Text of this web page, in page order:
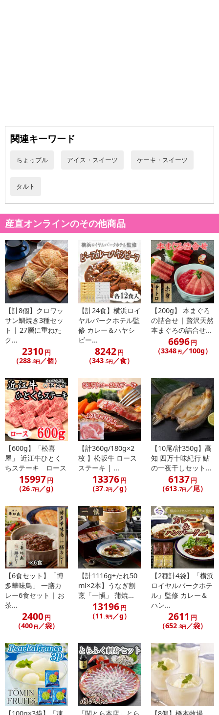
ニュー糖、小麦粉、マーガリン、ホワイトチョコレート、シロッ
プ、クランベリー、チェダーチーズ、卵、生乳、澱粉加工品、食用
植物油脂、ブルーベリー、バター、生クリーム、ゼラチン/着色料
(紅麹、カロチン)、加工デンプン、ゲル化剤(ペクチン)、乳化剤、リ
・アレルギー表示：小麦、卵、乳成分、大豆、ゼラチン
・注意事項：-18℃以下で保存お願い
注意事項
【賞味・消費期限のある商品について】
商品到着時点でのお日持ち期間は、配送日数などにより異なります
のでご了承ください。
【キャンセルについて】
※お申込み後のキャンセルはお受けできません。
記載されている内容を必ずご確認いただき、お届けする商品セット
にご納得いただきましたうえでお申し込みください。
※パッケージ変更や商品リニューアル（成分など含む）等により、
参考の掲載画像や画像内のバーコードなど、お届け商品と多少異な
る場合がございます。
了により、商品詳細内に記載の原産国・原材料の表記が旧表記の場
合がございます。
あらかじめご了承いただいた上でお申込みください。なお、本理由
によるお申込み後のキャンセル・返品交換は対応いたしかねます。
【お支払いについて】
※お支払い方法は、電話料金合算払い、クレジットカード払い、dポ
イントがご利用いただけます。
【発送・お届け・商品について】
ます。
※お客様のご都合でお受取りいただけない場合、商品の再発送や返
金はいたしかねます。
また、お届け日時のご指定は、お受けできません。宅配業者からの
不在票にてご対応ください。
※発送予定日は前後する場合がございます。また商品によって発送
日が異なります。
※dショッピングサンプル百貨店よりお届けする商品は、ご利用いた
だいた後のご感想をいただくことを目的としており、転売等は固く
禁じます。
転売等、目的以外での利用が確認された場合は、サービス利用を停
【配送伝票番号について】
※こちらの商品については商品の発送完了後、
配送伝票番号がマイページに表示されない場合もございます。予
めご了承ください。
関連キーワード
ちょっプル アイス・スイーツ ケーキ・スイーツ
タルト
産直オンラインのその他商品
【計8個】クロワッ
サン鯛焼き3種セッ
ト | 27層に重ねた
ク...
2310円
（288.8円／個）
【計24食】横浜ロイ
ヤルパークホテル監
修 カレー＆ハヤシ
ビー...
8242円
（343.5円／食）
【200g】 本まぐろ
の詰合せ | 贅沢天然
本まぐろの詰合せ...
6696円
（3348 円／100g）
【600g】「松喜
屋」 近江牛ひとく
ちステーキ ロース
15997円
（26.7円 ／g）
【計360g/180g×2
枚 】松坂牛 ロース
ステーキ | ...
13376円
（37.2円／g）
【10尾/計350g】高
知 四万十味紀行 鮎
の一夜干しセット...
6137円
（613.7円 ／尾）
【6食セット】「博
多華味鳥」 一膳カ
レー6食セット | お
茶...
2400円
（400 円／袋）
【計1116g+たれ50
ml×2本】うなぎ割
烹「一愼」 蒲焼...
13196円
（11 .9円／g）
【2種計4袋】「横浜
ロイヤルパークホテ
ル」監修 カレー＆
ハン...
2611 円
（652.8円／袋）